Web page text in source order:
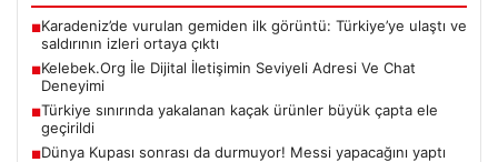
■Karadeniz’de vurulan gemiden ilk görüntü: Türkiye’ye ulaştı ve
saldırının izleri ortaya çıktı
■Kelebek.Org İle Dijital İletişimin Seviyeli Adresi Ve Chat
Deneyimi
■Türkiye sınırında yakalanan kaçak ürünler büyük çapta ele
geçirildi
■Dünya Kupası sonrası da durmuyor! Messi yapacağını yaptı